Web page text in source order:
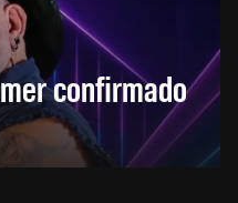
confirmado